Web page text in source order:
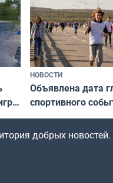
НОВОСТИ
Объявлена дата
спортивного
Заполярья: как
фестиваль
добрых